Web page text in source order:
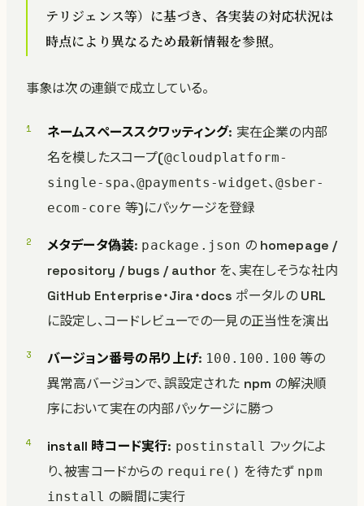
テリジェンス等）に基づき、各実装の対応状況は
時点により異なるため最新情報を参照。
事象は次の連鎖で成立している。
ネームスペーススクワッティング: 実在企業の内部
名を模したスコープ(@cloudplatform-
single-spa、@payments-widget、@sber-
ecom-core 等)にパッケージを登録
メタデータ偽装: package.json の homepage /
repository / bugs / author を、実在しそうな社内
GitHub Enterprise・Jira・docs ポータルの URL
に設定し、コードレビューでの一見の正当性を演出
バージョン番号の吊り上げ: 100.100.100 等の
異常高バージョンで、誤設定された npm の解決順
序において実在の内部パッケージに勝つ
install 時コード実行: postinstall フックによ
り、被害コードからの require() を待たず npm
install の瞬間に実行